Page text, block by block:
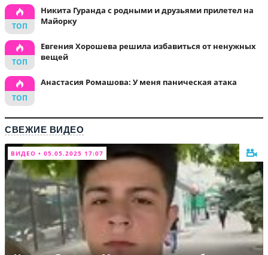
Никита Гуранда с родными и друзьями прилетел на
Майорку
Евгения Хорошева решила избавиться от ненужных
вещей
Анастасия Ромашова: У меня паническая атака
СВЕЖИЕ ВИДЕО
ВИДЕО • 05.05.2025 17:07